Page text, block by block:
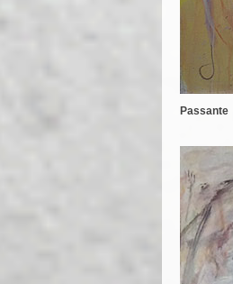
Passante